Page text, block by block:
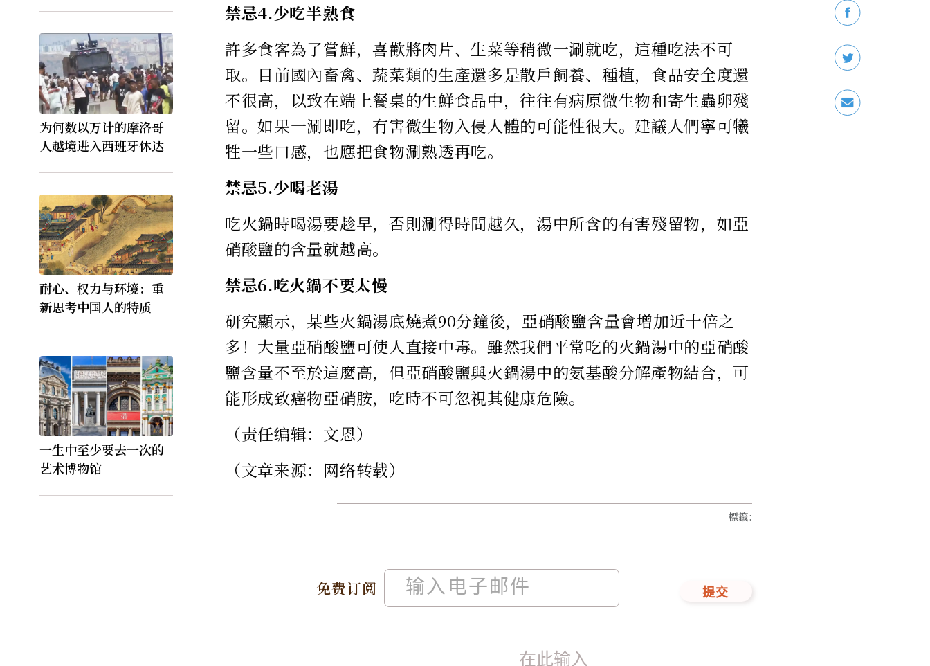
为何数以万计的摩洛哥
人越境进入西班牙休达
耐心、权力与环境：重
新思考中国人的特质
一生中至少要去一次的
艺术博物馆
禁忌4.少吃半熟食
許多食客為了嘗鮮，喜歡將肉片、生菜等稍微一涮就吃，這種吃法不可
取。目前國內畜禽、蔬菜類的生產還多是散戶飼養、種植，食品安全度還
不很高，以致在端上餐桌的生鮮食品中，往往有病原微生物和寄生蟲卵殘
留。如果一涮即吃，有害微生物入侵人體的可能性很大。建議人們寧可犧
牲一些口感，也應把食物涮熟透再吃。
禁忌5.少喝老湯
吃火鍋時喝湯要趁早，否則涮得時間越久，湯中所含的有害殘留物，如亞
硝酸鹽的含量就越高。
禁忌6.吃火鍋不要太慢
研究顯示，某些火鍋湯底燒煮90分鐘後，亞硝酸鹽含量會增加近十倍之
多！大量亞硝酸鹽可使人直接中毒。雖然我們平常吃的火鍋湯中的亞硝酸
鹽含量不至於這麼高，但亞硝酸鹽與火鍋湯中的氨基酸分解產物結合，可
能形成致癌物亞硝胺，吃時不可忽視其健康危險。
（责任编辑：文恩）
（文章来源：网络转载）
免费订阅 提交
標籤: